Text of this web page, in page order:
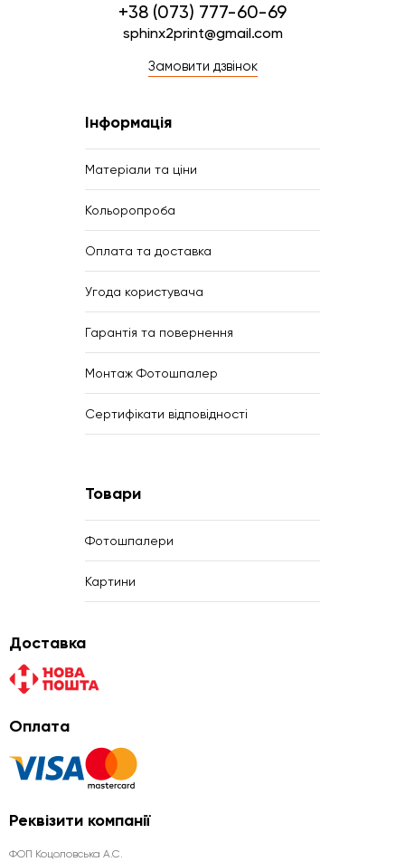
+38 (073) 777-60-69
sphinx2print@gmail.com
Замовити дзвінок
Інформація
Матеріали та ціни
Кольоропроба
Оплата та доставка
Угода користувача
Гарантія та повернення
Монтаж Фотошпалер
Сертифікати відповідності
Товари
Фотошпалери
Картини
Доставка
Оплата
Реквізити компанії
ФОП Коцоловська А.С.